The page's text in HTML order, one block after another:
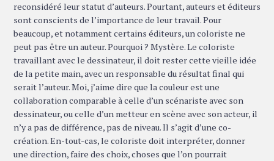
reconsidéré leur statut d’auteurs. Pourtant, auteurs et éditeurs
sont conscients de l’importance de leur travail. Pour
beaucoup, et notamment certains éditeurs, un coloriste ne
peut pas être un auteur. Pourquoi ? Mystère. Le coloriste
travaillant avec le dessinateur, il doit rester cette vieille idée
de la petite main, avec un responsable du résultat final qui
serait l’auteur. Moi, j’aime dire que la couleur est une
collaboration comparable à celle d’un scénariste avec son
dessinateur, ou celle d’un metteur en scène avec son acteur, il
n’y a pas de différence, pas de niveau. Il s’agit d’une co-
création. En-tout-cas, le coloriste doit interpréter, donner
une direction, faire des choix, choses que l’on pourrait